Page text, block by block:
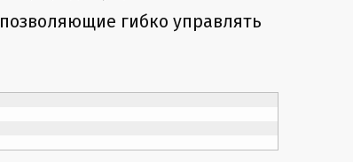
гибко управлять